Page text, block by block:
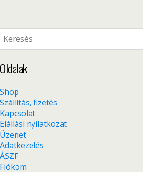
Oldalak
Shop
Szállítás, fizetés
Kapcsolat
Elállási nyilatkozat
Üzenet
Adatkezelés
ÁSZF
Fiókom